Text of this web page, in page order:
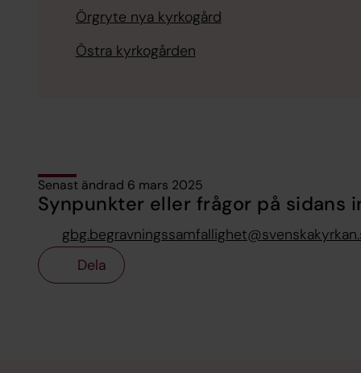
Örgryte nya kyrkogård
Östra kyrkogården
Senast ändrad 6 mars 2025
Synpunkter eller frågor på sidans
Dela